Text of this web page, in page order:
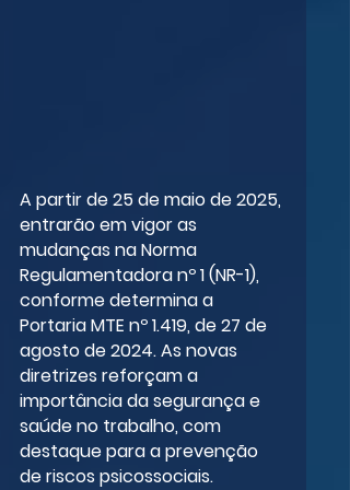
A partir de 25 de maio de 2025,
entrarão em vigor as
mudanças na Norma
Regulamentadora nº 1 (NR-1),
conforme determina a
Portaria MTE nº 1.419, de 27 de
agosto de 2024. As novas
diretrizes reforçam a
importância da segurança e
saúde no trabalho, com
destaque para a prevenção
de riscos psicossociais.